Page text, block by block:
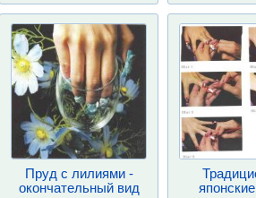
Пруд с лилиями -
окончательный вид